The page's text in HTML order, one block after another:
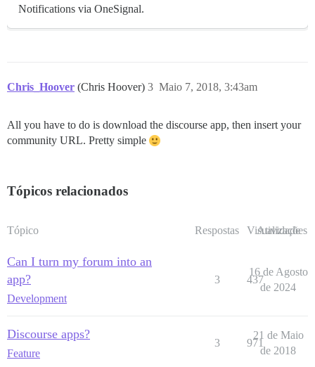
Notifications via OneSignal.
Chris_Hoover (Chris Hoover) Maio 7, 2018, 3:43am
3
All you have to do is download the discourse app, then insert your
community URL. Pretty simple
Tópicos relacionados
Tópico Respostas Visualizações
Atividade
Can I turn my forum into an
app?
Development
3 437
16 de Agosto
de 2024
Discourse apps?
Feature
3 971
21 de Maio
de 2018